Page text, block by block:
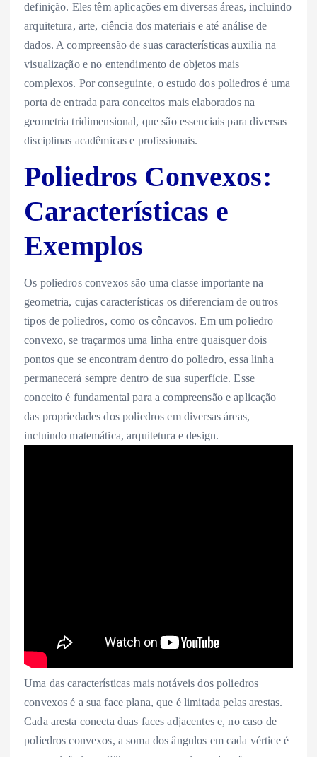
definição. Eles têm aplicações em diversas áreas, incluindo
arquitetura, arte, ciência dos materiais e até análise de
dados. A compreensão de suas características auxilia na
visualização e no entendimento de objetos mais
complexos. Por conseguinte, o estudo dos poliedros é uma
porta de entrada para conceitos mais elaborados na
geometria tridimensional, que são essenciais para diversas
disciplinas acadêmicas e profissionais.
Poliedros Convexos:
Características e
Exemplos
Os poliedros convexos são uma classe importante na
geometria, cujas características os diferenciam de outros
tipos de poliedros, como os côncavos. Em um poliedro
convexo, se traçarmos uma linha entre quaisquer dois
pontos que se encontram dentro do poliedro, essa linha
permanecerá sempre dentro de sua superfície. Esse
conceito é fundamental para a compreensão e aplicação
das propriedades dos poliedros em diversas áreas,
incluindo matemática, arquitetura e design.
Uma das características mais notáveis dos poliedros
convexos é a sua face plana, que é limitada pelas arestas.
Cada aresta conecta duas faces adjacentes e, no caso de
poliedros convexos, a soma dos ângulos em cada vértice é